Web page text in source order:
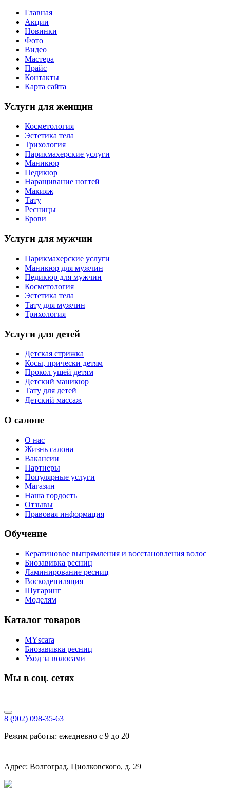
Главная
Акции
Новинки
Фото
Видео
Мастера
Прайс
Контакты
Карта сайта
Услуги для женщин
Косметология
Эстетика тела
Трихология
Парикмахерские услуги
Маникюр
Педикюр
Наращивание ногтей
Макияж
Тату
Ресницы
Брови
Услуги для мужчин
Парикмахерские услуги
Маникюр для мужчин
Педикюр для мужчин
Косметология
Эстетика тела
Тату для мужчин
Трихология
Услуги для детей
Детская стрижка
Косы, прически детям
Прокол ушей детям
Детский маникюр
Тату для детей
Детский массаж
О салоне
О нас
Жизнь салона
Вакансии
Партнеры
Популярные услуги
Магазин
Наша гордость
Отзывы
Правовая информация
Обучение
Кератиновое выпрямления и восстановления волос
Биозавивка ресниц
Ламинирование ресниц
Воскодепиляция
Шугаринг
Моделям
Каталог товаров
MYscara
Биозавивка ресниц
Уход за волосами
Мы в соц. сетях
8 (902) 098-35-63
Режим работы: ежедневно с 9 до 20
Адрес: Волгоград, Циолковского, д. 29